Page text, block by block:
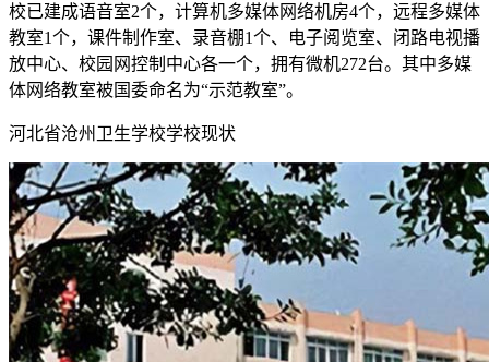
校已建成语音室2个，计算机多媒体网络机房4个，远程多媒体
教室1个，课件制作室、录音棚1个、电子阅览室、闭路电视播
放中心、校园网控制中心各一个，拥有微机272台。其中多媒
体网络教室被国委命名为“示范教室”。
河北省沧州卫生学校学校现状